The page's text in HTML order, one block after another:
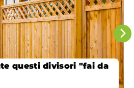
questi divisori "fai da